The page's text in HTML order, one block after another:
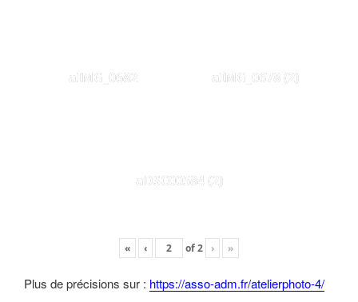
aIMG_0682 aIMG_0678 (2)
aDSC00584 (2)
« ‹ of2 › »
Plus de précisions sur : https://asso-adm.fr/atelierphoto-4/